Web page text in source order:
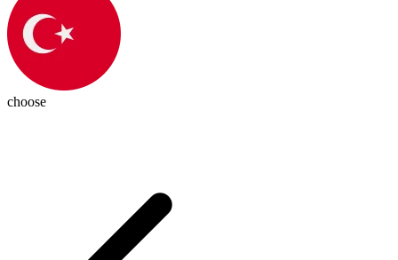
choose